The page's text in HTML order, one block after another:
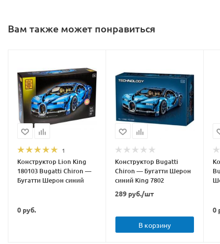
Вам также может понравиться
1
Конструктор Lion King
180103 Bugatti Chiron —
Бугатти Шерон синий
0 руб.
Конструктор Bugatti
Chiron — Бугатти Шерон
синий King 7802
289 руб./шт
В корзину
0